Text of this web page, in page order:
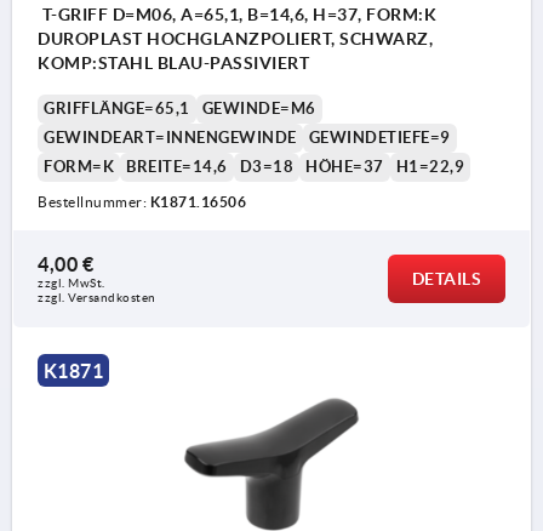
T-GRIFF D=M06, A=65,1, B=14,6, H=37, FORM:K
DUROPLAST HOCHGLANZPOLIERT, SCHWARZ,
KOMP:STAHL BLAU-PASSIVIERT
GRIFFLÄNGE=65,1
GEWINDE=M6
GEWINDEART=INNENGEWINDE
GEWINDETIEFE=9
FORM=K
BREITE=14,6 D3=18 HÖHE=37 H1=22,9
Bestellnummer: K1871.16506
4,00 €
zzgl. MwSt.
zzgl. Versandkosten
DETAILS
K1871